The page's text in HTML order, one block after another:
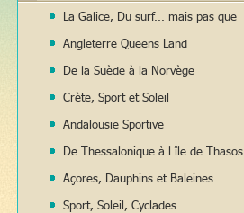
La Galice, Du surf... mais pas que
Angleterre Queens Land
De la Suède à la Norvège
Crète, Sport et Soleil
Andalousie Sportive
De Thessalonique à l île de Thasos
Açores, Dauphins et Baleines
Sport, Soleil, Cyclades